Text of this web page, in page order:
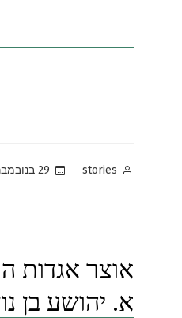
Posted
stories 29 בנובמבר 2024
א. יהושע בן